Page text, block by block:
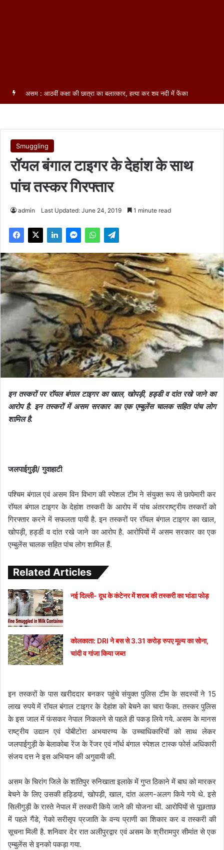
असम : आठवीं कक्षा की छात्रा का बलात्कार, हत्या कर शव नदी में फेंका
Smuggling
रॉयल बंगाल टाइगर के देहांश के साथ
पांच तस्कर गिरफ्तार
admin Last Updated: June 24, 2019 1 minute read
इन तस्करों पर रॉयल बंगाल टाइगर का खाल, खोपड़ी, हड्डी व दांत रखे जाने का
आरोप है. इन तस्करों में असम सरकार का एक एम्बुलेंस चालक सहित पांच लोग
शामिल है.
जलपाईगुड़ी/ गुवाहाटी
पश्चिम बंगाल एवं असम विन विभाग की स्पेशल टीम ने संयुक्त रूप से छापेमारी कर
रॉयल बंगाल टाइगर के देहांश तस्करी के आरोप में पांच अंतरराष्ट्रीय तस्करों को
गिरफ्तार करने में सफलता पायी है. इन तस्करों पर रॉयल बंगाल टाइगर का खाल,
खोपड़ी, हड्डी व दांत रखे जाने का आरोप है. आरोपियों में असम सरकार का एक
एम्बुलेंस चालक सहित पांच लोग शामिल हैं.
Related Articles
नई दिल्ली- दूध के कंटेनर में शराब की तस्करी का भांडा फोड़
कोलकाता: DRI ने बस से 3.31 करोड़ रुपए मूल्य का सोना,
चांदी व गांजा किया जब्त
इन तस्करों के पास खरीददार बनकर पहुंचे संयुक्त पुलिस टीम के सदस्यों ने 15
लाख रुपये में रॉयल बंगाल टाइगर के देहांश को बेचने का चारा फेंका. तस्कर पुलिस
के इस जाल में फंसकर नेपाल निकलने से पहले ही पकड़ लिये गये. असम के मानस
राष्ट्रीय उद्यान एवं पोबीटोरा अभयारण्य के उच्चाधिकारियों को साथ लेकर
जलपाईगुड़ी के बेलाकोबा रेंज के रेंजर एवं नॉर्थ बंगाल स्पेशल टास्क फोर्स अधिकारी
संजय दत्त ने इस अभियान की अगुवायी की.
असम के चिरांग जिले के शांतिपुर रुनिखाता इलाके में गुप्त ठिकाने में बाघ को मारकर
बेचने के लिए उसकी हड्डियां, खोपड़ी, खाल, दांत अलग-अलग किये गये थे. इसे
सिलीगुड़ी के रास्ते नेपाल में तस्करी किये जाने की योजना थी. आरोपियों से पूछताछ
में पहले गैंडे, गेको सरीसृप प्रजाति के वन्य प्राणी का शिकार कर व तस्करी की
सूचना मिली है. शनिवार देर रात अलीपुरद्वार एवं असम के श्रीरामपुर सीमांत से एक
एम्बुलेंस से इनको पकड़ा गया.